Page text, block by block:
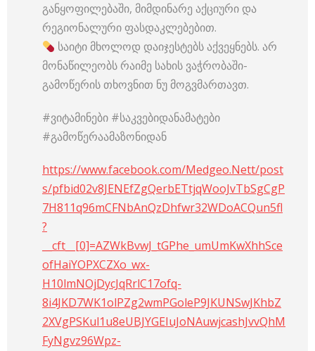
განყოფილებაში, მიმდინარე აქციური და
რეგიონალური ფასდაკლებებით.
საიტი მხოლოდ დაიჯესტებს აქვეყნებს. არ
მონაწილეობს რაიმე სახის ვაჭრობაში-
გამოწერის თხოვნით ნუ მოგვმართავთ.
#ვიტამინები #საკვებიდანამატები
#გამოწერაამაზონიდან
https://www.facebook.com/Medgeo.Nett/post
s/pfbid02v8JENEfZgQerbETtjqWooJvTbSgCgP
7H811q96mCFNbAnQzDhfwr32WDoACQun5fl
?
__cft__[0]=AZWkBvwJ_tGPhe_umUmKwXhhSce
ofHaiYOPXCZXo_wx-
H10lmNOjDycJqRrlC17ofq-
8i4JKD7WK1olPZg2wmPGoleP9JKUNSwJKhbZ
2XVgPSKul1u8eUBJYGEIuJoNAuwjcashJvvQhM
FyNgvz96Wpz-